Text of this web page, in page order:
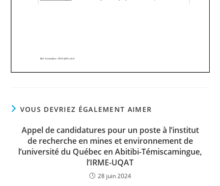
VOUS DEVRIEZ ÉGALEMENT AIMER
Appel de candidatures pour un poste à l’institut
de recherche en mines et environnement de
l’université du Québec en Abitibi-Témiscamingue,
l’IRME-UQAT
28 juin 2024